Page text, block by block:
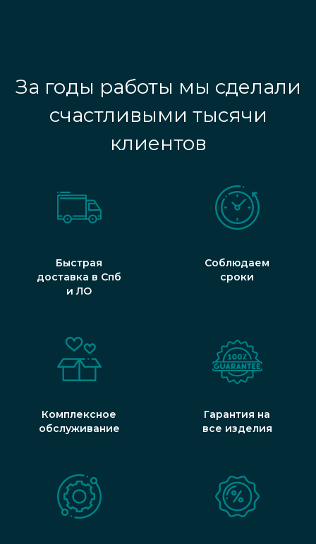
За годы работы мы сделали
счастливыми тысячи
клиентов
Быстрая
доставка в Спб
и ЛО
Соблюдаем
сроки
Комплексное
обслуживание
Гарантия на
все изделия